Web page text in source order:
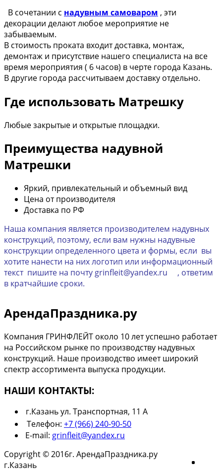
В сочетании с надувным самоваром , эти
декорации делают любое мероприятие не
забываемым.
В стоимость проката входит доставка, монтаж,
демонтаж и присутствие нашего специалиста на все
время мероприятия ( 6 часов) в черте города Казань.
В другие города рассчитываем доставку отдельно.
Где использовать Матрешку
Любые закрытые и открытые площадки.
Преимущества надувной
Матрешки
Яркий, привлекательный и объемный вид
Цена от производителя
Доставка по РФ
Наша компания является производителем надувных
конструкций, поэтому, если вам нужны надувные
конструкции определенного цвета и формы, если вы
хотите нанести на них логотип или информационный
текст пишите на почту grinfleit@yandex.ru , ответим
в кратчайшие сроки.
АрендаПраздника.ру
Компания ГРИНФЛЕЙТ около 10 лет успешно работает
на Российском рынке по производству надувных
конструкций. Наше производство имеет широкий
спектр ассортимента выпуска продукции.
НАШИ КОНТАКТЫ:
г.Казань ул. Транспортная, 11 А
Телефон: +7 (966) 240-90-50
E-mail: grinfleit@yandex.ru
Copyright © 2016г. АрендаПраздника.ру
г.Казань